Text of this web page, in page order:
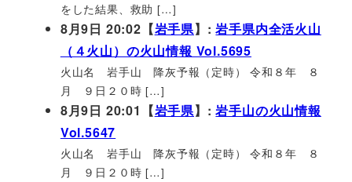
をした結果、救助 […]
8月9日 20:02【岩手県】:岩手県内全活火山
（４火山）の火山情報 Vol.5695
火山名 岩手山 降灰予報（定時） 令和８年 ８
月 ９日２０時 […]
8月9日 20:01【岩手県】:岩手山の火山情報
Vol.5647
火山名 岩手山 降灰予報（定時） 令和８年 ８
月 ９日２０時 […]